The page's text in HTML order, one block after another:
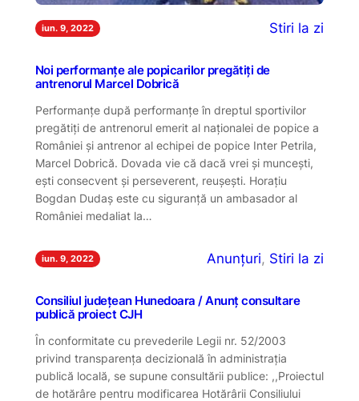
iun. 9, 2022 Stiri la zi
Noi performanțe ale popicarilor pregătiți de
antrenorul Marcel Dobrică
Performanțe după performanțe în dreptul sportivilor
pregătiți de antrenorul emerit al naționalei de popice a
României și antrenor al echipei de popice Inter Petrila,
Marcel Dobrică. Dovada vie că dacă vrei și muncești,
ești consecvent și perseverent, reușești. Horațiu
Bogdan Dudaș este cu siguranță un ambasador al
României medaliat la…
iun. 9, 2022 Anunțuri, Stiri la zi
Consiliul județean Hunedoara / Anunț consultare
publică proiect CJH
În conformitate cu prevederile Legii nr. 52/2003
privind transparenţa decizională în administraţia
publică locală, se supune consultării publice: ,,Proiectul
de hotărâre pentru modificarea Hotărârii Consiliului